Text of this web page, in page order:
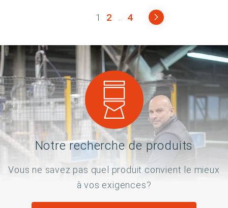
1 2 ... 4
Notre recherche de produits
Vous ne savez pas quel produit convient le mieux
à vos exigences?